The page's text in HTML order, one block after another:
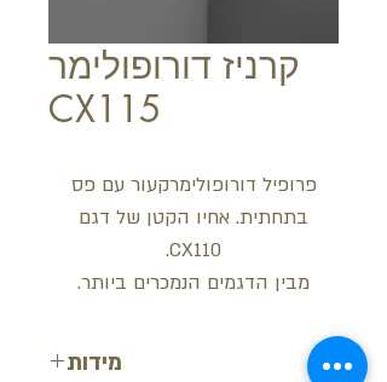
קרניז דורופולימר
CX115
פרופיל דורופולימרקעור עם פס
בתחתית. אחיו הקטן של דגם
CX110.
מבין הדגמים הנמכרים ביותר.
מידות